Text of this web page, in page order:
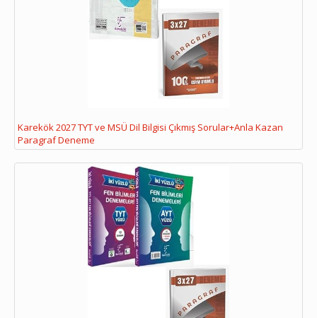
Karekök 2027 TYT ve MSÜ Dil Bilgisi Çıkmış Sorular+Anla Kazan
Paragraf Deneme